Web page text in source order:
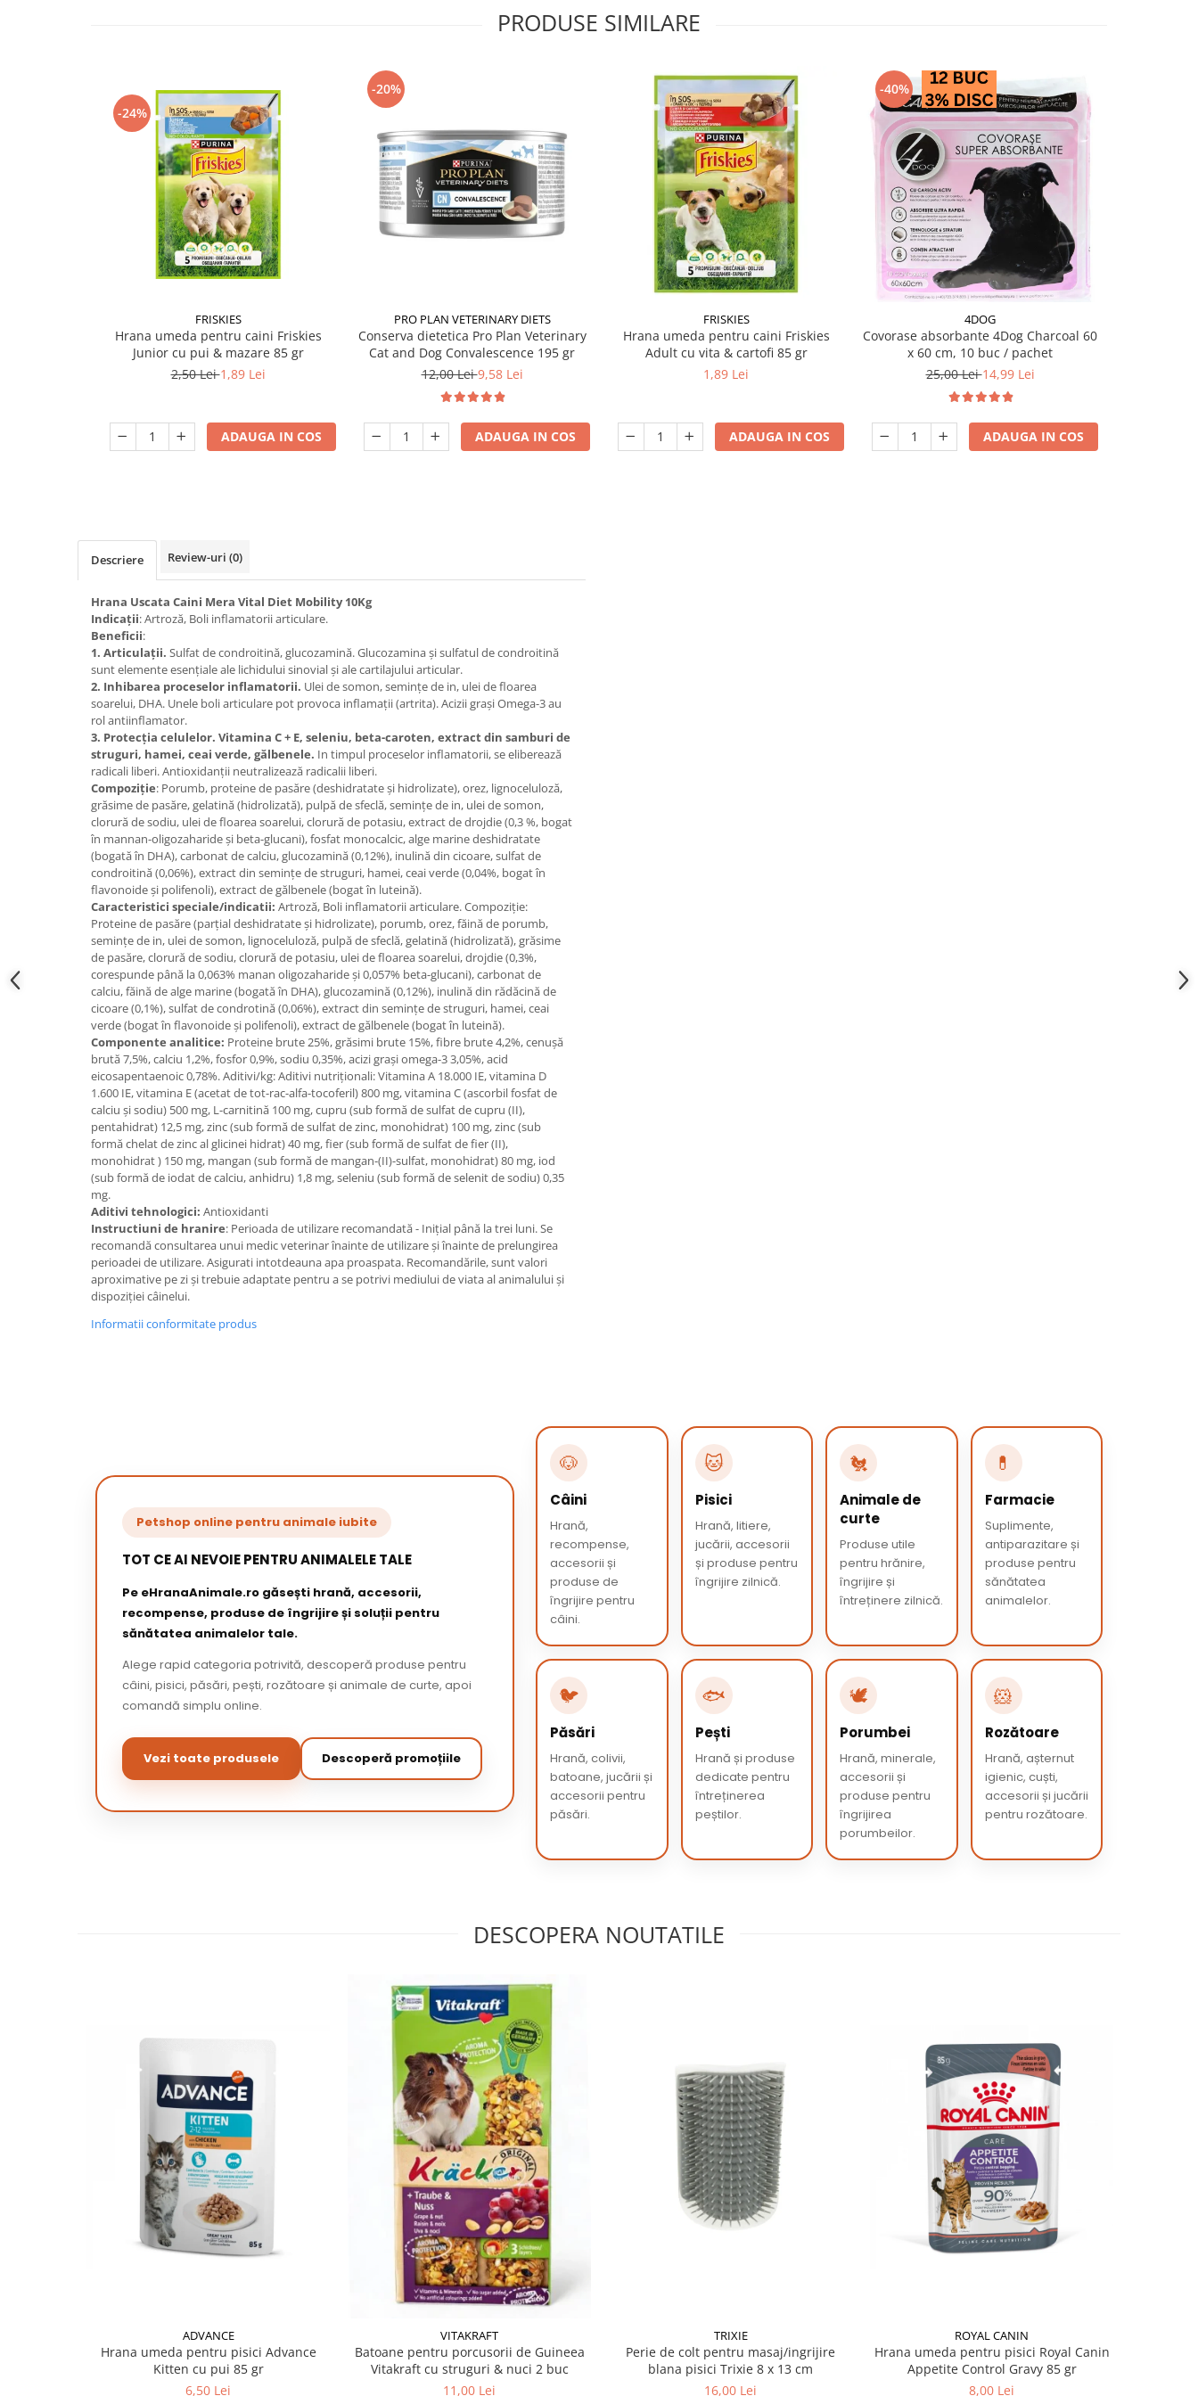
PRODUSE SIMILARE
-24%
FRISKIES
Hrana umeda pentru caini Friskies
Junior cu pui & mazare 85 gr
2,50 Lei1,89 Lei
ADAUGA IN COS
-20%
PRO PLAN VETERINARY DIETS
Conserva dietetica Pro Plan Veterinary
Cat and Dog Convalescence 195 gr
12,00 Lei9,58 Lei
ADAUGA IN COS
FRISKIES
Hrana umeda pentru caini Friskies
Adult cu vita & cartofi 85 gr
1,89 Lei
ADAUGA IN COS
-40%
4DOG
Covorase absorbante 4Dog Charcoal 60
x 60 cm, 10 buc / pachet
25,00 Lei14,99 Lei
ADAUGA IN COS
Descriere Review-uri (0)
Hrana Uscata Caini Mera Vital Diet Mobility 10Kg
Indicații: Artroză, Boli inflamatorii articulare.
Beneficii:
1. Articulații. Sulfat de condroitină, glucozamină. Glucozamina și sulfatul de condroitină
sunt elemente esențiale ale lichidului sinovial și ale cartilajului articular.
2. Inhibarea proceselor inflamatorii. Ulei de somon, semințe de in, ulei de floarea
soarelui, DHA. Unele boli articulare pot provoca inflamații (artrita). Acizii grași Omega-3 au
rol antiinflamator.
3. Protecția celulelor. Vitamina C + E, seleniu, beta-caroten, extract din samburi de
struguri, hamei, ceai verde, gălbenele. In timpul proceselor inflamatorii, se eliberează
radicali liberi. Antioxidanții neutralizează radicalii liberi.
Compoziție: Porumb, proteine de pasăre (deshidratate și hidrolizate), orez, lignoceluloză,
grăsime de pasăre, gelatină (hidrolizată), pulpă de sfeclă, semințe de in, ulei de somon,
clorură de sodiu, ulei de floarea soarelui, clorură de potasiu, extract de drojdie (0,3 %, bogat
în mannan-oligozaharide și beta-glucani), fosfat monocalcic, alge marine deshidratate
(bogată în DHA), carbonat de calciu, glucozamină (0,12%), inulină din cicoare, sulfat de
condroitină (0,06%), extract din semințe de struguri, hamei, ceai verde (0,04%, bogat în
flavonoide și polifenoli), extract de gălbenele (bogat în luteină).
Caracteristici speciale/indicatii: Artroză, Boli inflamatorii articulare. Compoziţie:
Proteine de pasăre (parțial deshidratate și hidrolizate), porumb, orez, făină de porumb,
semințe de in, ulei de somon, lignoceluloză, pulpă de sfeclă, gelatină (hidrolizată), grăsime
de pasăre, clorură de sodiu, clorură de potasiu, ulei de floarea soarelui, drojdie (0,3%,
corespunde până la 0,063% manan oligozaharide și 0,057% beta-glucani), carbonat de
calciu, făină de alge marine (bogată în DHA), glucozamină (0,12%), inulină din rădăcină de
cicoare (0,1%), sulfat de condrotină (0,06%), extract din semințe de struguri, hamei, ceai
verde (bogat în flavonoide și polifenoli), extract de gălbenele (bogat în luteină).
Componente analitice: Proteine brute 25%, grăsimi brute 15%, fibre brute 4,2%, cenușă
brută 7,5%, calciu 1,2%, fosfor 0,9%, sodiu 0,35%, acizi grași omega-3 3,05%, acid
eicosapentaenoic 0,78%. Aditivi/kg: Aditivi nutriționali: Vitamina A 18.000 IE, vitamina D
1.600 IE, vitamina E (acetat de tot-rac-alfa-tocoferil) 800 mg, vitamina C (ascorbil fosfat de
calciu și sodiu) 500 mg, L-carnitină 100 mg, cupru (sub formă de sulfat de cupru (II),
pentahidrat) 12,5 mg, zinc (sub formă de sulfat de zinc, monohidrat) 100 mg, zinc (sub
formă chelat de zinc al glicinei hidrat) 40 mg, fier (sub formă de sulfat de fier (II),
monohidrat ) 150 mg, mangan (sub formă de mangan-(II)-sulfat, monohidrat) 80 mg, iod
(sub formă de iodat de calciu, anhidru) 1,8 mg, seleniu (sub formă de selenit de sodiu) 0,35
mg.
Aditivi tehnologici: Antioxidanti
Instructiuni de hranire: Perioada de utilizare recomandată - Inițial până la trei luni. Se
recomandă consultarea unui medic veterinar înainte de utilizare și înainte de prelungirea
perioadei de utilizare. Asigurati intotdeauna apa proaspata. Recomandările, sunt valori
aproximative pe zi și trebuie adaptate pentru a se potrivi mediului de viata al animalului și
dispoziției câinelui.
Informatii conformitate produs
Petshop online pentru animale iubite
TOT CE AI NEVOIE PENTRU ANIMALELE TALE
Pe eHranaAnimale.ro găsești hrană, accesorii,
recompense, produse de îngrijire și soluții pentru
sănătatea animalelor tale.
Alege rapid categoria potrivită, descoperă produse pentru
câini, pisici, păsări, pești, rozătoare și animale de curte, apoi
comandă simplu online.
Vezi toate produsele Descoperă promoțiile
🐶
Câini
Hrană,
recompense,
accesorii și
produse de
îngrijire pentru
câini.
🐱
Pisici
Hrană, litiere,
jucării, accesorii
și produse pentru
îngrijire zilnică.
🐔
Animale de
curte
Produse utile
pentru hrănire,
îngrijire și
întreținere zilnică.
💊
Farmacie
Suplimente,
antiparazitare și
produse pentru
sănătatea
animalelor.
🐦
Păsări
Hrană, colivii,
batoane, jucării și
accesorii pentru
păsări.
🐟
Pești
Hrană și produse
dedicate pentru
întreținerea
peștilor.
🕊️
Porumbei
Hrană, minerale,
accesorii și
produse pentru
îngrijirea
porumbeilor.
🐹
Rozătoare
Hrană, așternut
igienic, cuști,
accesorii și jucării
pentru rozătoare.
DESCOPERA NOUTATILE
ADVANCE
Hrana umeda pentru pisici Advance
Kitten cu pui 85 gr
6,50 Lei
VITAKRAFT
Batoane pentru porcusorii de Guineea
Vitakraft cu struguri & nuci 2 buc
11,00 Lei
TRIXIE
Perie de colt pentru masaj/ingrijire
blana pisici Trixie 8 x 13 cm
16,00 Lei
ROYAL CANIN
Hrana umeda pentru pisici Royal Canin
Appetite Control Gravy 85 gr
8,00 Lei